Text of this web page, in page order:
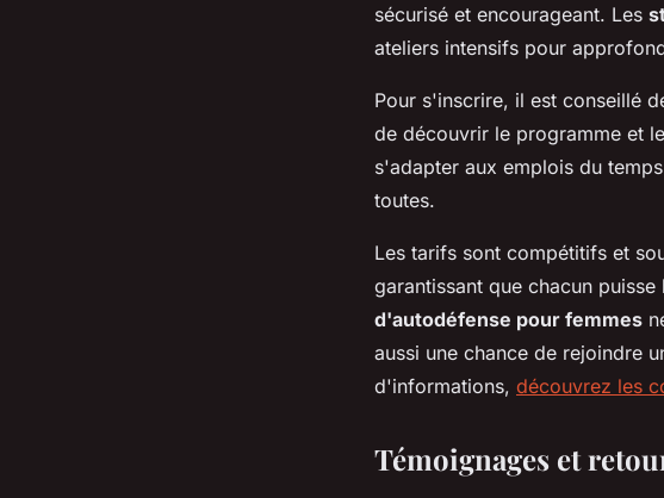
sécurisé et encourageant. Les
ateliers intensifs pour
Pour s'inscrire, il est conseillé
de découvrir le programme et
s'adapter aux emplois du
toutes.
Les tarifs sont compétitifs et
garantissant que chacun
d'autodéfense pour femmes
aussi une chance de rejoindre
d'informations, découvrez les
Témoignages et